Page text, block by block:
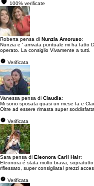
100% verificate
Roberta pensa di Nunzia Amoruso:
Nunzia e ' arrivata puntuale mi ha fatto
operato. La consiglio Vivamente a tutti.
Verificata
Vanessa pensa di Claudia:
Mi sono sposata quasi un mese fa e
Oltre ad essere rimasta super
Verificata
Sara pensa di Eleonora Carli Hair:
Eleonora é stata molto brava,
riflessato, super consigliata! prezzi
Verificata